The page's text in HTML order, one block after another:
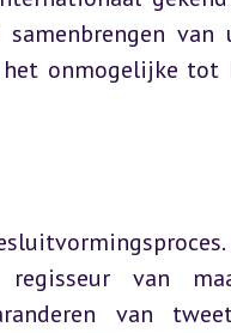
van
onmogelijke tot
van
van